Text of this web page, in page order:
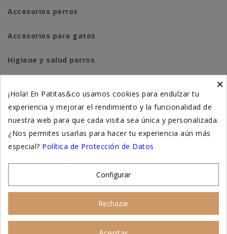
Accesorios perros
Accesorios para gatos
Higiene y salud perros
Suplementación natural
Otros
×
¡Hola! En Patitas&co usamos cookies para endulzar tu
experiencia y mejorar el rendimiento y la funcionalidad de
nuestra web para que cada visita sea única y personalizada.
¿Nos permites usarlas para hacer tu experiencia aún más
especial? Política de Protección de Datos
Configurar
Rechazar